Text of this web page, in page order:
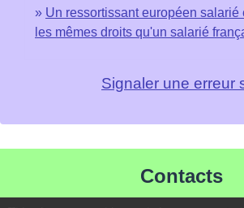
Un ressortissant européen salarié
les mêmes droits qu'un salarié
Signaler une erreur
Contacts